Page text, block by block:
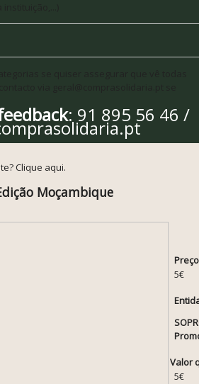
: 91 895 56 46 /
Clique aqui.
Moçambique
5€
Valor
5€